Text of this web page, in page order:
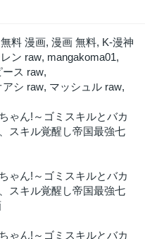
無料 漫画, 漫画 無料, K-漫神
ン raw, mangakoma01,
ース raw,
アシ raw, マッシュル raw,
ゃん!～ゴミスキルとバカ
スキル覚醒し帝国最強七
ゃん!～ゴミスキルとバカ
スキル覚醒し帝国最強七
ゃん!～ゴミスキルとバカ